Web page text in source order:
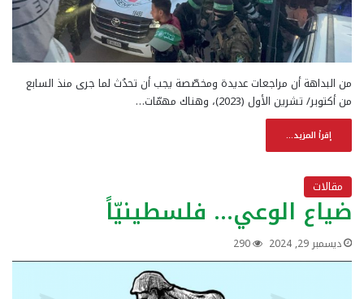
من البداهة أن مراجعات عديدة ومخصّصة يجب أن تحدُث لما جرى منذ السابع
من أكتوبر/ تشرين الأول (2023)، وهناك مهمّات…
إقرأ المزيد...
مقالات
ضياع الوعي… فلسطينيّاً
ديسمبر 29, 2024 290